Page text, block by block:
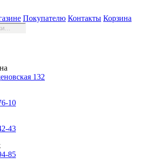
Покупателю Контакты Корзина
132
10
43
85